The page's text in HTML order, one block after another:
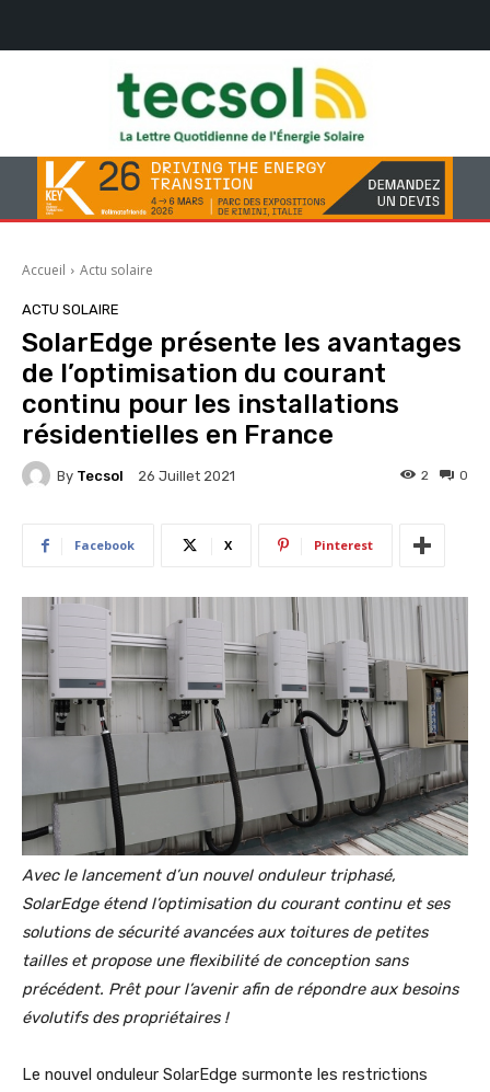
Accueil Actu solaire
ACTU SOLAIRE
SolarEdge présente les avantages
de l’optimisation du courant
continu pour les installations
résidentielles en France
By Tecsol 26 Juillet 2021 0
2
Facebook X Pinterest
Avec le lancement d’un nouvel onduleur triphasé,
SolarEdge étend l’optimisation du courant continu et ses
solutions de sécurité avancées aux toitures de petites
tailles et propose une flexibilité de conception sans
précédent. Prêt pour l’avenir afin de répondre aux besoins
évolutifs des propriétaires !
Le nouvel onduleur SolarEdge surmonte les restrictions